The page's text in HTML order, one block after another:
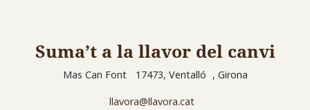
Suma’t a la llavor del canvi
Mas Can Font 17473, Ventalló , Girona
llavora@llavora.cat